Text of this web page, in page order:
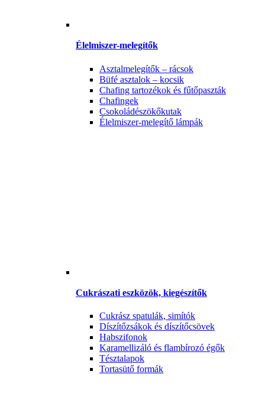
Élelmiszer-melegítők
Asztalmelegítők – rácsok
Büfé asztalok – kocsik
Chafing tartozékok és fűtőpaszták
Chafingek
Csokoládészökőkutak
Élelmiszer-melegítő lámpák
Cukrászati eszközök, kiegészítők
Cukrász spatulák, simítók
Díszítőzsákok és díszítőcsövek
Habszifonok
Karamellizáló és flambírozó égők
Tésztalapok
Tortasütő formák